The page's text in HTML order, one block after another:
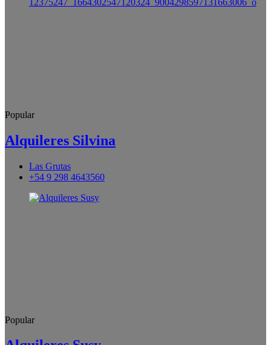
Popular
Alquileres Silvina
Las Grutas
+54 9 298 4643560
Popular